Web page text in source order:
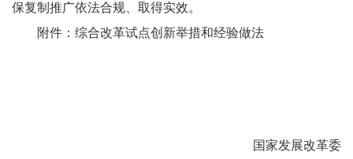
保复制推广依法合规、取得实效。
附件：综合改革试点创新举措和经验做法
国家发展改革委